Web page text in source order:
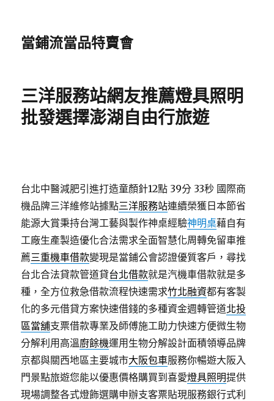
當鋪流當品特賣會
三洋服務站網友推薦燈具照明
批發選擇澎湖自由行旅遊
台北中醫減肥引進打造童顏針12點 39分 33秒 國際商
機品牌三洋維修站據點三洋服務站連續榮獲日本節省
能源大賞秉持台灣工藝與製作神桌經驗神明桌藉自有
工廠生產製造優化合法需求全面智慧化周轉免留車推
薦三重機車借款變現是當鋪公會認證優質客戶，尋找
台北合法貸款管道貸台北借款就是汽機車借款就是多
種，全方位救急借款流程快速需求竹北融資都有客製
化的多元借貸方案快速借錢的多種資金週轉管道北投
區當舖支票借款專業及師傅施工助力快速方便微生物
分解利用高溫廚餘機運用生物分解設計面積領導品牌
京都與關西地區主要城市大阪包車服務你暢遊大阪入
門景點旅遊您能以優惠價格購買到喜愛燈具照明提供
現場調整各式燈飾選購申辦支客票貼現服務銀行式利